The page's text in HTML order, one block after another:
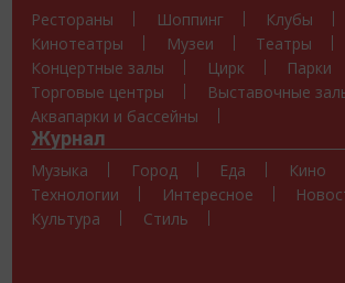
Рестораны Шоппинг
Клубы
Кинотеатры
Музеи
Театры
Концертные залы
Цирк
Парки
Торговые центры
Выставочные
Аквапарки и бассейны
Журнал
Музыка Город Еда
Кино
Технологии
Интересное
Культура
Стиль